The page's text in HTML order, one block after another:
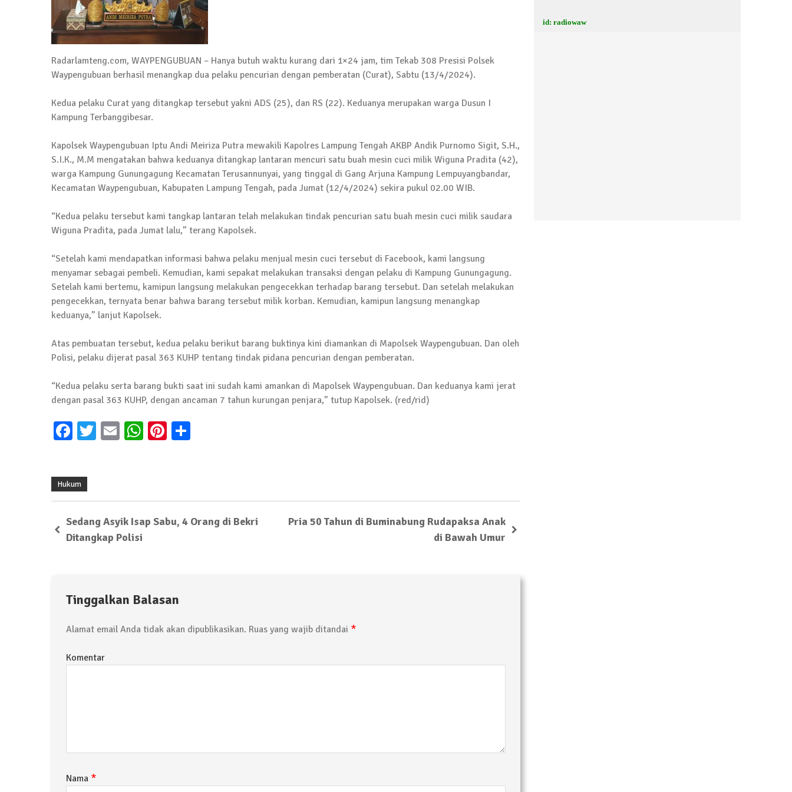
4 September 2025 | 15:40
News Flash
iklan ucapan HUT RI
News Flash
26 Juli 2025 | 10:33
Kejari Geledah Kantor Disporapar Lamteng Terkait Dugaan Korupsi Dana Hibah Koni
16 Oktober 2024 | 05:27
13 Oktober 2024 | 12:22
News Flash
Jumat Berkah SMSI Tulang Bawang Sasar Sejumlah Warga Kurang Mampu
12 Juli 2024 | 15:15
News Flash
1 Mei 2024 | 12:10
Melalui Dumas, Ketua SMSI Waykanan Laporkan Kasus Pengeroyokan yang Dialaminya ke Propam Polda Lampung
19 Maret 2024 | 16:01
News Flash
Anggota MPR-RI I Komang Koheri Kembali Laksanakan Sosialisasi 4 Pilar Kebangsaan, Kali Ini Digelar di Tubaba
Radarlamteng.com, WAYPENGUBUAN – Hanya butuh waktu kurang dari 1×24 jam, tim Tekab 308 Presisi Polsek
Waypengubuan berhasil menangkap dua pelaku pencurian dengan pemberatan (Curat), Sabtu (13/4/2024).
Kedua pelaku Curat yang ditangkap tersebut yakni ADS (25), dan RS (22). Keduanya merupakan warga Dusun I
Kampung Terbanggibesar.
Kapolsek Waypengubuan Iptu Andi Meiriza Putra mewakili Kapolres Lampung Tengah AKBP Andik Purnomo Sigit, S.H.,
S.I.K., M.M mengatakan bahwa keduanya ditangkap lantaran mencuri satu buah mesin cuci milik Wiguna Pradita (42),
warga Kampung Gunungagung Kecamatan Terusannunyai, yang tinggal di Gang Arjuna Kampung Lempuyangbandar,
Kecamatan Waypengubuan, Kabupaten Lampung Tengah, pada Jumat (12/4/2024) sekira pukul 02.00 WIB.
“Kedua pelaku tersebut kami tangkap lantaran telah melakukan tindak pencurian satu buah mesin cuci milik saudara
Wiguna Pradita, pada Jumat lalu,” terang Kapolsek.
“Setelah kami mendapatkan informasi bahwa pelaku menjual mesin cuci tersebut di Facebook, kami langsung
menyamar sebagai pembeli. Kemudian, kami sepakat melakukan transaksi dengan pelaku di Kampung Gunungagung.
Setelah kami bertemu, kamipun langsung melakukan pengecekkan terhadap barang tersebut. Dan setelah melakukan
pengecekkan, ternyata benar bahwa barang tersebut milik korban. Kemudian, kamipun langsung menangkap
keduanya,” lanjut Kapolsek.
Atas pembuatan tersebut, kedua pelaku berikut barang buktinya kini diamankan di Mapolsek Waypengubuan. Dan oleh
Polisi, pelaku dijerat pasal 363 KUHP tentang tindak pidana pencurian dengan pemberatan.
“Kedua pelaku serta barang bukti saat ini sudah kami amankan di Mapolsek Waypengubuan. Dan keduanya kami jerat
dengan pasal 363 KUHP, dengan ancaman 7 tahun kurungan penjara,” tutup Kapolsek. (red/rid)
Facebook
Twitter
EmailWhatsApp
Pinterest
Hukum
Sedang Asyik Isap Sabu, 4 Orang di Bekri
Ditangkap Polisi
Pria 50 Tahun di Buminabung Rudapaksa Anak
di Bawah Umur
Tinggalkan Balasan
Alamat email Anda tidak akan dipublikasikan. Ruas yang wajib ditandai *
Komentar
Nama *
id: radiowaw